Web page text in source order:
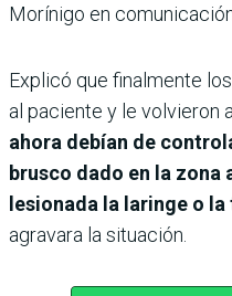
Morínigo en
Explicó que finalmente
al paciente y le volvieron
ahora debían de
brusco dado en la zona
lesionada la laringe o
agravara la situación.